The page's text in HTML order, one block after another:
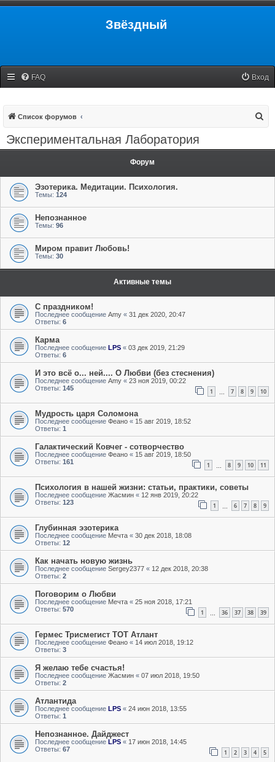
Звёздный
FAQ Вход
Список форумов
Экспериментальная Лаборатория
Форум
Эзотерика. Медитации. Психология.
Темы: 124
Непознанное
Темы: 96
Миром правит Любовь!
Темы: 30
Активные темы
С праздником!
Последнее сообщение Amy « 31 дек 2020, 20:47
Ответы: 6
Карма
Последнее сообщение LPS « 03 дек 2019, 21:29
Ответы: 6
И это всё о... ней.... О Любви (без стеснения)
Последнее сообщение Amy « 23 ноя 2019, 00:22
Ответы: 145 1 … 7 8 9 10
Мудрость царя Соломона
Последнее сообщение Феано « 15 авг 2019, 18:52
Ответы: 1
Галактический Ковчег - сотворчество
Последнее сообщение Феано « 15 авг 2019, 18:50
Ответы: 161 1 … 8 9 10 11
Психология в нашей жизни: статьи, практики, советы
Последнее сообщение Жасмин « 12 янв 2019, 20:22
Ответы: 123 1 … 6 7 8 9
Глубинная эзотерика
Последнее сообщение Мечта « 30 дек 2018, 18:08
Ответы: 12
Как начать новую жизнь
Последнее сообщение Sergey2377 « 12 дек 2018, 20:38
Ответы: 2
Поговорим о Любви
Последнее сообщение Мечта « 25 ноя 2018, 17:21
Ответы: 570 1 … 36 37 38 39
Гермес Трисмегист ТОТ Атлант
Последнее сообщение Феано « 14 июл 2018, 19:12
Ответы: 3
Я желаю тебе счастья!
Последнее сообщение Жасмин « 07 июл 2018, 19:50
Ответы: 2
Атлантида
Последнее сообщение LPS « 24 июн 2018, 13:55
Ответы: 1
Непознанное. Дайджест
Последнее сообщение LPS « 17 июн 2018, 14:45
Ответы: 67 1 2 3 4 5